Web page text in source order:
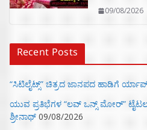
09/08/2026
Recent Posts
“ಸಿಟಿಲೈಟ್ಸ್‌” ಚಿತ್ರದ ಜಾನಪದ ಹಾಡಿಗೆ
ಯುವ ಪ್ರತಿಭೆಗಳ “ಲವ್ ಒನ್ಸ್ ಮೋರ್”
ಶ್ರೀನಾಥ್ 09/08/2026